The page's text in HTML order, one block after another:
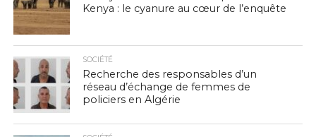
Kenya : le cyanure au cœur de l’enquête
SOCIÉTÉ
Recherche des responsables d’un
réseau d’échange de femmes de
policiers en Algérie